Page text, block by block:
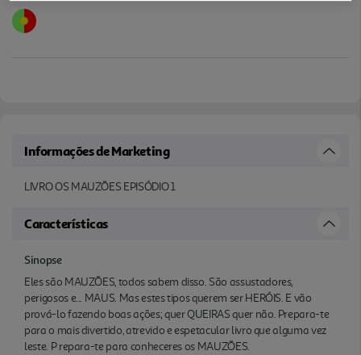
Informações de Marketing
LIVRO OS MAUZÕES EPISÓDIO 1
Características
Sinopse
Eles são MAUZÕES, todos sabem disso. São assustadores,
perigosos e... MAUS. Mas estes tipos querem ser HERÓIS. E vão
prová-lo fazendo boas ações; quer QUEIRAS quer não. Prepara-te
para o mais divertido, atrevido e espetacular livro que alguma vez
leste. P repara-te para conheceres os MAUZÕES.